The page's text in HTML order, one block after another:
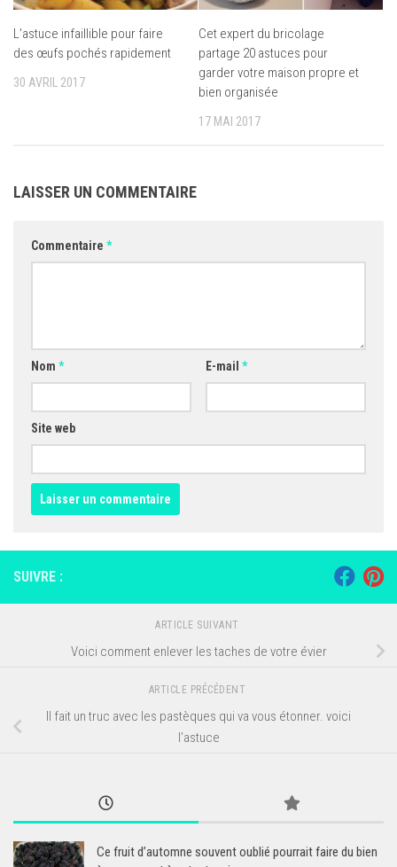
L’astuce infaillible pour faire
des œufs pochés rapidement
30 AVRIL 2017
Cet expert du bricolage
partage 20 astuces pour
garder votre maison propre et
bien organisée
17 MAI 2017
LAISSER UN COMMENTAIRE
Commentaire *
Nom * E-mail *
Site web
SUIVRE :
ARTICLE SUIVANT
Voici comment enlever les taches de votre évier
ARTICLE PRÉCÉDENT
Il fait un truc avec les pastèques qui va vous étonner. voici
l’astuce
Ce fruit d’automne souvent oublié pourrait faire du bien